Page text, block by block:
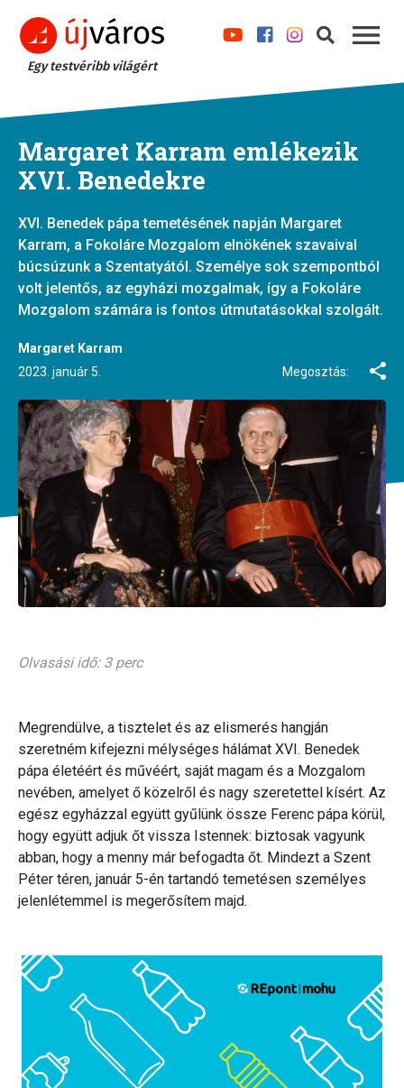
Egy testvéribb világért
Margaret Karram emlékezik
XVI. Benedekre
XVI. Benedek pápa temetésének napján Margaret
Karram, a Fokoláre Mozgalom elnökének szavaival
búcsúzunk a Szentatyától. Személye sok szempontból
volt jelentős, az egyházi mozgalmak, így a Fokoláre
Mozgalom számára is fontos útmutatásokkal szolgált.
Margaret Karram
2023. január 5.
Megosztás:
Olvasási idő: 3 perc
Megrendülve, a tisztelet és az elismerés hangján
szeretném kifejezni mélységes hálámat XVI. Benedek
pápa életéért és művéért, saját magam és a Mozgalom
nevében, amelyet ő közelről és nagy szeretettel kísért. Az
egész egyházzal együtt gyűlünk össze Ferenc pápa körül,
hogy együtt adjuk őt vissza Istennek: biztosak vagyunk
abban, hogy a menny már befogadta őt. Mindezt a Szent
Péter téren, január 5-én tartandó temetésen személyes
jelenlétemmel is megerősítem majd.